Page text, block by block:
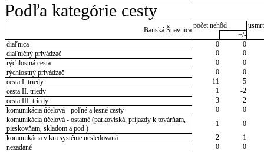
Podľa kategórie cesty
Banská Štiavnica
počet nehôd
+/-
diaľnica
0
0
diaľničný privádzač
0
0
rýchlostná cesta
0
0
rýchlostný privádzač
0
0
cesta I. triedy
11
5
cesta II. triedy
1
-2
cesta III. triedy
3
-2
komunikácia účelová - poľné a lesné cesty
0
0
komunikácia účelová - ostatné (parkoviská, príjazdy k továrňam,
pieskovňam, skladom a pod.)
1
0
komunikácia v km systéme nesledovaná
2
1
nezadané
0 0